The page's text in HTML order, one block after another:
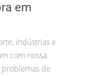
em
indústrias e
com nossa
de